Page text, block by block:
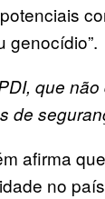
genocídio”.
que
de
afirma
no